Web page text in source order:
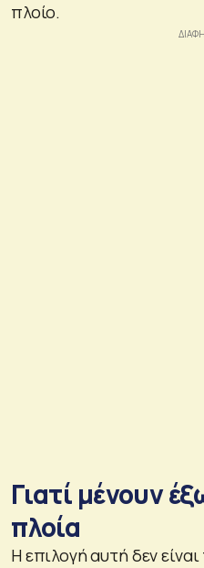
πλοίο.
Γιατί μένουν
πλοία
Η επιλογή αυτή δεν